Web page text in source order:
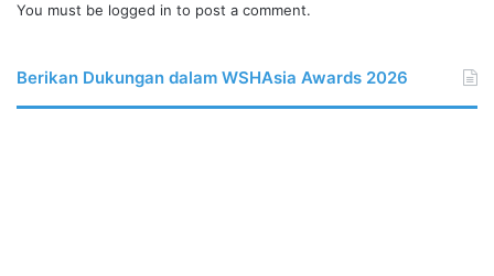
You must be logged in to post a comment.
Berikan Dukungan dalam WSHAsia Awards 2026